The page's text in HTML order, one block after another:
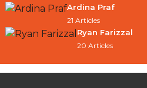
Ardina Praf
21 Articles
Ryan Farizzal
20 Articles